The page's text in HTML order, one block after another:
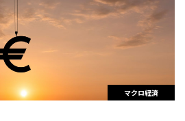
マクロ経済